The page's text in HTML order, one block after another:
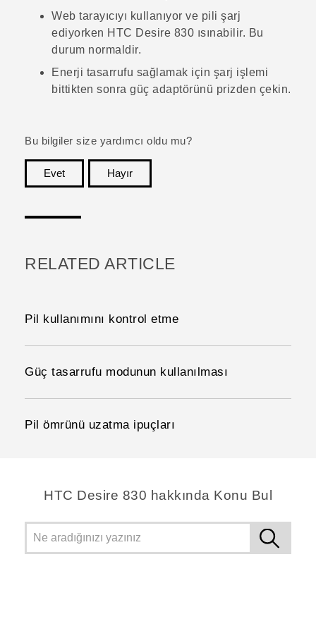
Web tarayıcıyı kullanıyor ve pili şarj
ediyorken HTC Desire 830 ısınabilir. Bu
durum normaldir.
Enerji tasarrufu sağlamak için şarj işlemi
bittikten sonra güç adaptörünü prizden çekin.
Bu bilgiler size yardımcı oldu mu?
Evet
Hayır
RELATED ARTICLE
Pil kullanımını kontrol etme
Güç tasarrufu modunun kullanılması
Pil ömrünü uzatma ipuçları
HTC Desire 830 hakkında Konu Bul